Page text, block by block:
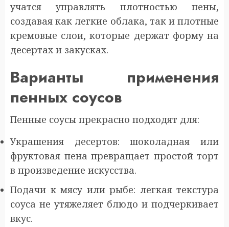
учатся управлять плотностью пены,
создавая как легкие облака, так и плотные
кремовые слои, которые держат форму на
десертах и закусках.
Варианты применения
пенных соусов
Пенные соусы прекрасно подходят для:
Украшения десертов: шоколадная или
фруктовая пена превращает простой торт
в произведение искусства.
Подачи к мясу или рыбе: легкая текстура
соуса не утяжеляет блюдо и подчеркивает
вкус.